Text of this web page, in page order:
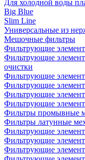
Для холодной воды
Big Blue
Slim Line
Универсальные из
Мешочные фильтры
Фильтрующие
Фильтрующие
очистки
Фильтрующие
Фильтрующие
Фильтрующие
Фильтрующие
Фильтры промывные
Фильтры латунные
Фильтрующие
Фильтрующие
Фильтрующие